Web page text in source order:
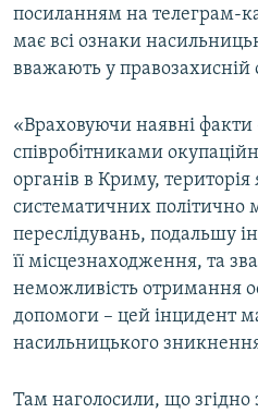
посиланням на телеграм-
має всі ознаки
вважають у правозахисній
«Враховуючи наявні
співробітниками
органів в Криму, територія
систематичних політично
переслідувань, подальшу
її місцезнаходження, та
неможливість отримання
допомоги – цей інцидент
насильницького
Там наголосили, що